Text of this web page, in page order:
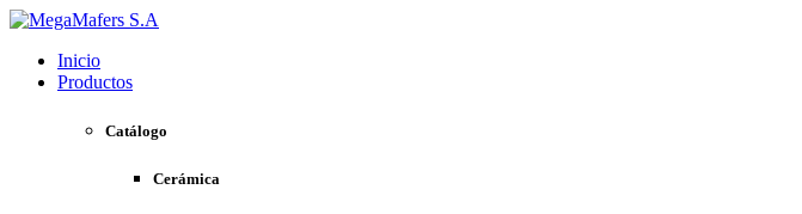
Inicio
Productos
Catálogo
Cerámica